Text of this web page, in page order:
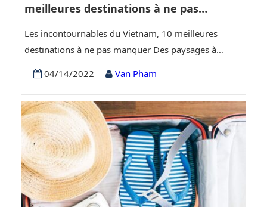
meilleures destinations à ne pas
Les incontournables du Vietnam, 10 meilleures
destinations à ne pas manquer Des paysages à
hospitaliers, des prix abordables, le Vietnam est un
endroit étonnant pour tout cela. Vous ne savez peut-
être pas que le Vietnam offre toutes les expériences
hors des sentiers battus que vous recherchez.
Chaque ville…
04/14/2022 Van Pham